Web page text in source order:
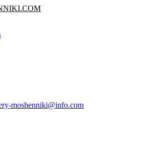
moshenniki@info.com